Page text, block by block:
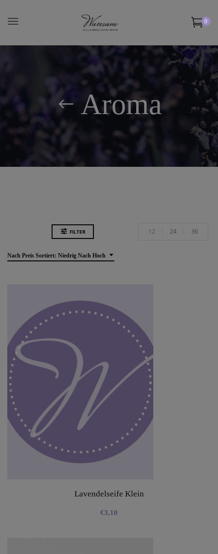
0
Aroma
FILTER
Nach Preis Sortiert: Niedrig Nach Hoch
12 24 36
Lavendelseife Klein
€3,10